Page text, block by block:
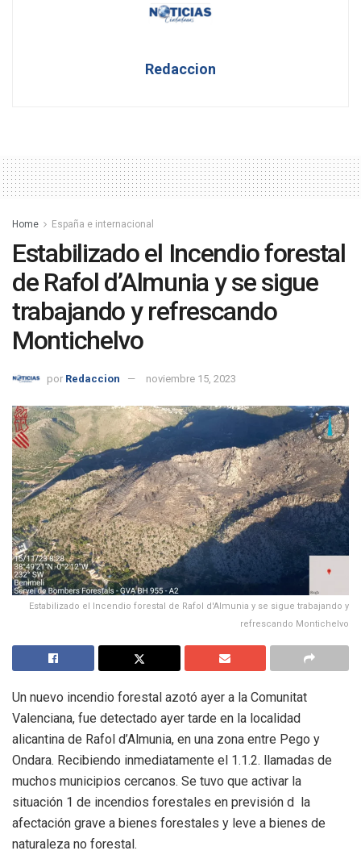
Redaccion
Home España e internacional
Estabilizado el Incendio forestal
de Rafol d’Almunia y se sigue
trabajando y refrescando
Montichelvo
por Redaccion noviembre 15, 2023
Estabilizado el Incendio forestal de Rafol d'Almunia y se sigue trabajando y
refrescando Montichelvo
Un nuevo incendio forestal azotó ayer a la Comunitat
Valenciana, fue detectado ayer tarde en la localidad
alicantina de Rafol d’Almunia, en una zona entre Pego y
Ondara. Recibiendo inmediatamente el 1.1.2. llamadas de
muchos municipios cercanos. Se tuvo que activar la
situación 1 de incendios forestales en previsión d la
afectación grave a bienes forestales y leve a bienes de
naturaleza no forestal.